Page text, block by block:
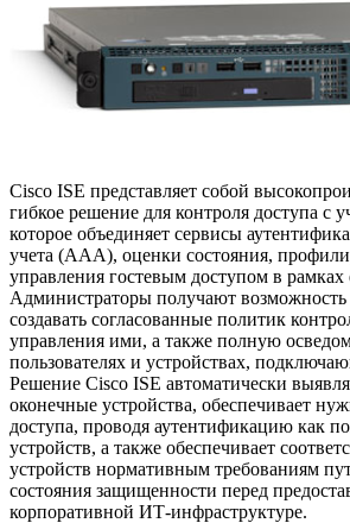
Cisco ISE представляет собой
гибкое решение для контроля доступа с
которое объединяет сервисы
учета (AAA), оценки состояния,
управления гостевым доступом в
Администраторы получают возможность
создавать согласованные политик
управления ими, а также полную
пользователях и устройствах,
Решение Cisco ISE автоматически
оконечные устройства, обеспечивает
доступа, проводя аутентификацию как
устройств, а также обеспечивает
устройств нормативным требованиям
состояния защищенности перед
корпоративной ИТ-инфраструктуре.